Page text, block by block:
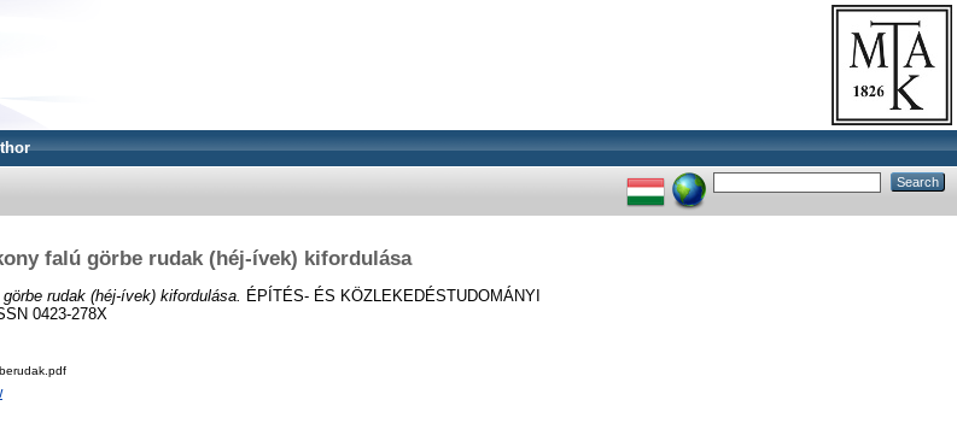
falú görbe rudak (héj-ívek) kifordulása
rudak (héj-ívek) kifordulása.
ÉPÍTÉS- ÉS KÖZLEKEDÉSTUDOMÁNYI
0423-278X